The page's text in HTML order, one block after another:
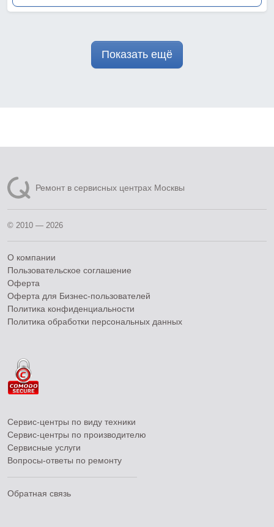
Показать ещё
Ремонт в сервисных центрах Москвы
© 2010 — 2026
О компании
Пользовательское соглашение
Оферта
Оферта для Бизнес-пользователей
Политика конфиденциальности
Политика обработки персональных данных
Сервис-центры по виду техники
Сервис-центры по производителю
Сервисные услуги
Вопросы-ответы по ремонту
Обратная связь